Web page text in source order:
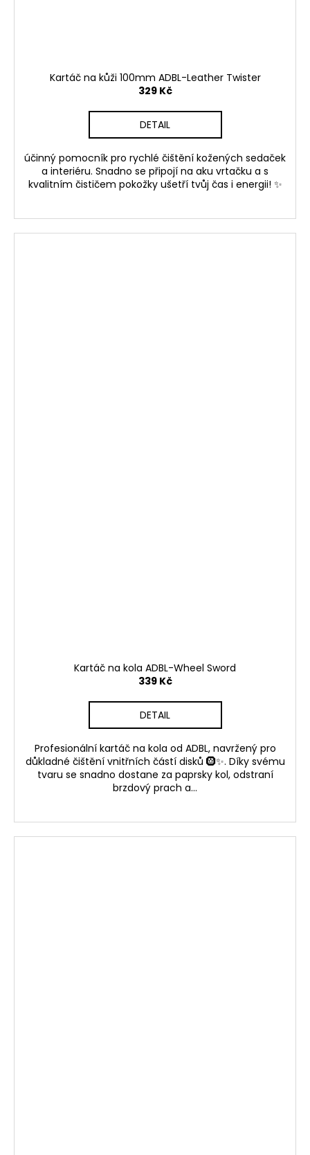
Kartáč na kůži 100mm ADBL-Leather Twister
329 Kč
DETAIL
účinný pomocník pro rychlé čištění kožených sedaček
a interiéru. Snadno se připojí na aku vrtačku a s
kvalitním čističem pokožky ušetří tvůj čas i energii! ✨
Kartáč na kola ADBL-Wheel Sword
339 Kč
DETAIL
Profesionální kartáč na kola od ADBL, navržený pro
důkladné čištění vnitřních částí disků 🛞✨. Díky svému
tvaru se snadno dostane za paprsky kol, odstraní
brzdový prach a...